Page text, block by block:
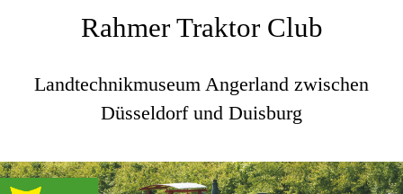
Rahmer Traktor Club
Landtechnikmuseum Angerland zwischen
Düsseldorf und Duisburg